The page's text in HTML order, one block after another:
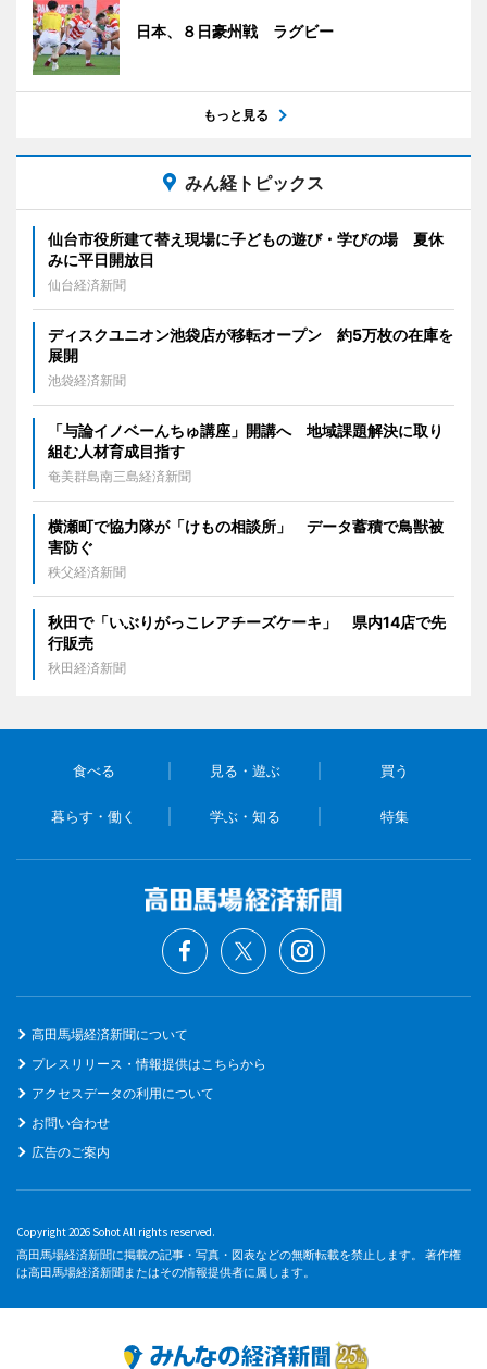
日本、８日豪州戦 ラグビー
もっと見る
みん経トピックス
仙台市役所建て替え現場に子どもの遊び・学びの場 夏休
みに平日開放日
仙台経済新聞
ディスクユニオン池袋店が移転オープン 約5万枚の在庫を
展開
池袋経済新聞
「与論イノベーんちゅ講座」開講へ 地域課題解決に取り
組む人材育成目指す
奄美群島南三島経済新聞
横瀬町で協力隊が「けもの相談所」 データ蓄積で鳥獣被
害防ぐ
秩父経済新聞
秋田で「いぶりがっこレアチーズケーキ」 県内14店で先
行販売
秋田経済新聞
食べる 見る・遊ぶ 買う
暮らす・働く 学ぶ・知る 特集
高田馬場経済新聞について
プレスリリース・情報提供はこちらから
アクセスデータの利用について
お問い合わせ
広告のご案内
Copyright 2026 Sohot All rights reserved.
高田馬場経済新聞に掲載の記事・写真・図表などの無断転載を禁止します。 著作権
は高田馬場経済新聞またはその情報提供者に属します。